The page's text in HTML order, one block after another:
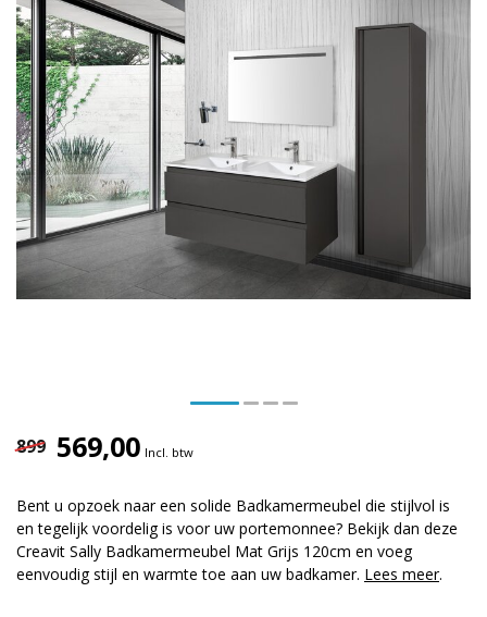
899 569,00 Incl. btw
Bent u opzoek naar een solide Badkamermeubel die stijlvol is
en tegelijk voordelig is voor uw portemonnee? Bekijk dan deze
Creavit Sally Badkamermeubel Mat Grijs 120cm en voeg
eenvoudig stijl en warmte toe aan uw badkamer. Lees meer.